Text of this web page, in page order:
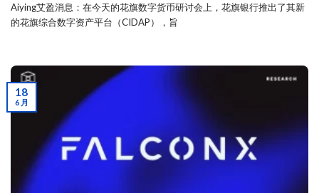
Aiying艾盈消息：在今天的花旗数字货币研讨会上，花旗银行推出了其新
的花旗综合数字资产平台（CIDAP），旨
18
6 月